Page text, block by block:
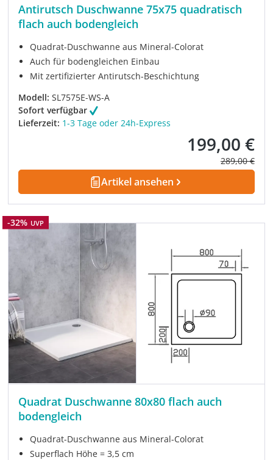
Antirutsch Duschwanne 75x75 quadratisch
flach auch bodengleich
Quadrat-Duschwanne aus Mineral-Colorat
Auch für bodengleichen Einbau
Mit zertifizierter Antirutsch-Beschichtung
Modell: SL7575E-WS-A
Sofort verfügbar
Lieferzeit: 1-3 Tage oder 24h-Express
Verkaufspreis:
199,00 €
Regulärer
289,00 €
Artikel ansehen
Rabatt
-32% UVP
Quadrat Duschwanne 80x80 flach auch
bodengleich
Quadrat-Duschwanne aus Mineral-Colorat
Superflach Höhe = 3,5 cm